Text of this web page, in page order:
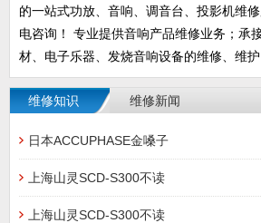
的一站式功放、音响、调音台、投影机维
电咨询！ 专业提供音响产品维修业务；承
材、电子乐器、发烧音响设备的维修、维护
维修知识 维修新闻
日本ACCUPHASE金嗓子
上海山灵SCD-S300不读
上海山灵SCD-S300不读